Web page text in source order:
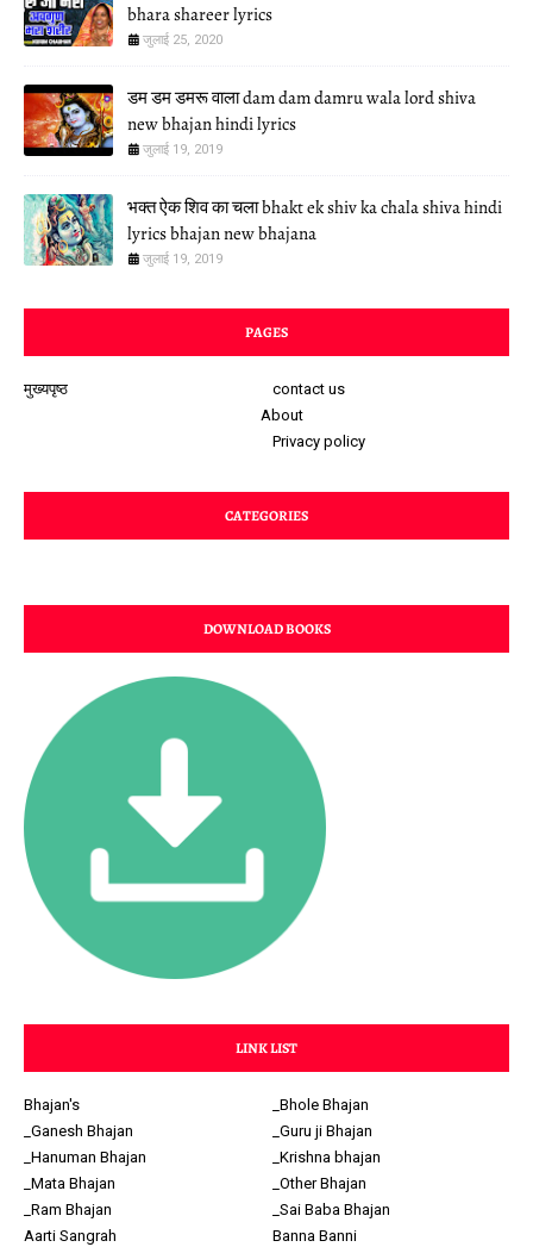
bhara shareer lyrics
जुलाई 25, 2020
डम डम डमरू वाला dam dam damru wala lord shiva
new bhajan hindi lyrics
जुलाई 19, 2019
भक्त ऐक शिव का चला bhakt ek shiv ka chala shiva hindi
lyrics bhajan new bhajana
जुलाई 19, 2019
PAGES
मुख्यपृष्ठ
contact us
About
Privacy policy
CATEGORIES
DOWNLOAD BOOKS
LINK LIST
Bhajan's
_Bhole Bhajan
_Ganesh Bhajan
_Guru ji Bhajan
_Hanuman Bhajan
_Krishna bhajan
_Mata Bhajan
_Other Bhajan
_Ram Bhajan
_Sai Baba Bhajan
Aarti Sangrah
Banna Banni